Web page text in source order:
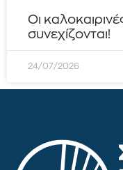
Οι
συνεχίζονται!
24/07/2026